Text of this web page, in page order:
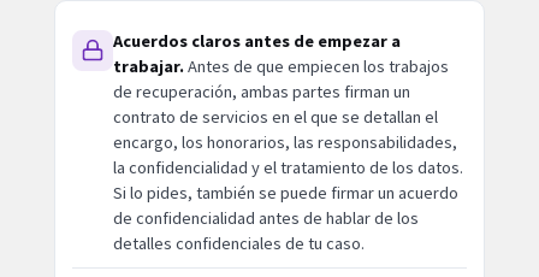
Acuerdos claros antes de empezar a
trabajar.Antes de que empiecen los trabajos
de recuperación, ambas partes firman un
contrato de servicios en el que se detallan el
encargo, los honorarios, las responsabilidades,
la confidencialidad y el tratamiento de los datos.
Si lo pides, también se puede firmar un acuerdo
de confidencialidad antes de hablar de los
detalles confidenciales de tu caso.